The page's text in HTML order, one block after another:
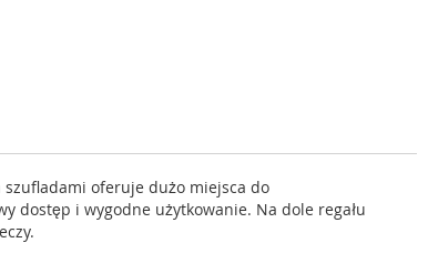
szufladami oferuje dużo miejsca do
dostęp i wygodne użytkowanie. Na dole regału